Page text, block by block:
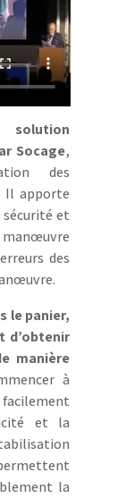
Socage,
des
Il apporte
et
des
le panier,
d’obtenir
manière
à
et la
la